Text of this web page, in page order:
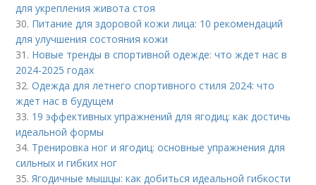
для укрепления живота стоя
30. Питание для здоровой кожи лица: 10 рекомендаций
для улучшения состояния кожи
31. Новые тренды в спортивной одежде: что ждет нас в
2024-2025 годах
32.Одежда для летнего спортивного стиля 2024: что
ждет нас в будущем
33. 19 эффективных упражнений для ягодиц: как достичь
идеальной формы
34. Тренировка ног и ягодиц: основные упражнения для
сильных и гибких ног
35. Ягодичные мышцы: как добиться идеальной гибкости